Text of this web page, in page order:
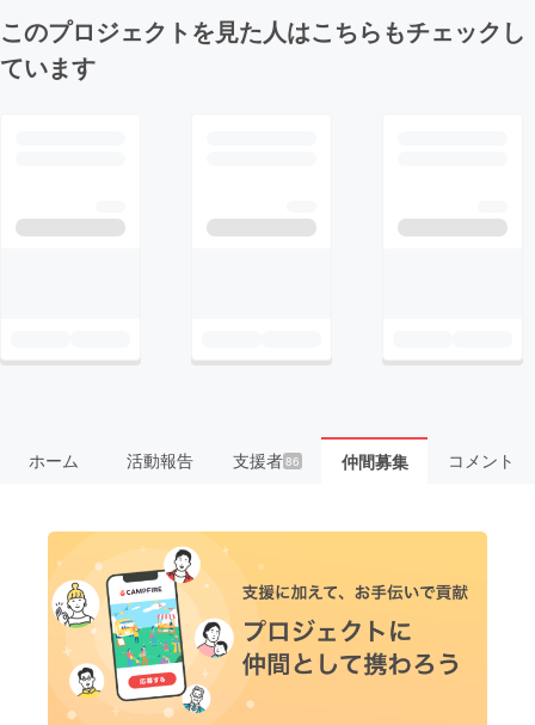
このプロジェクトを見た人はこちらもチェックし
ています
ホーム 活動報告 支援者86 仲間募集 コメント